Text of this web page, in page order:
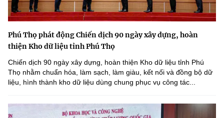
Phú Thọ phát động Chiến dịch 90 ngày xây dựng, hoàn
thiện Kho dữ liệu tỉnh Phú Thọ
Chiến dịch 90 ngày xây dựng, hoàn thiện Kho dữ liệu tỉnh Phú
Thọ nhằm chuẩn hóa, làm sạch, làm giàu, kết nối và đồng bộ dữ
liệu, hình thành kho dữ liệu dùng chung phục vụ công tác...